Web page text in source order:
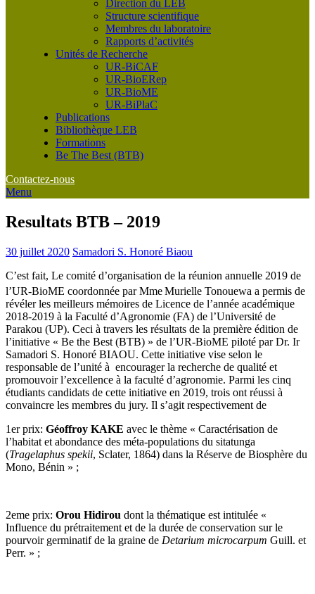
Direction du LEB
Structure scientifique
Membres du laboratoire
Rapports d’activités
Unités de Recherche
UR-BiCAF
UR-BioERep
UR-BioME
UR-BiPlaC
Publications
Bibliothèque LEB
Formations
Be The Best (BTB)
Contactez-nous
Menu
Resultats BTB – 2019
30 juillet 2020 Samadori S. Honoré Biaou
C’est fait, Le comité d’organisation de la réunion annuelle 2019 de
l’UR-BioME coordonnée par MmeMurielle Tonouewa a permis de
révéler les meilleurs mémoires de Licence de l’année académique
2018-2019 à la Faculté d’Agronomie (FA) de l’Université de
Parakou (UP). Ceci à travers les résultats de la première édition de
l’initiative « Be the Best (BTB) » de l’UR-BioME piloté par Dr. Ir
Samadori S. Honoré BIAOU. Cette initiative vise selon le
responsable de l’unité à encourager la recherche de qualité et
promouvoir l’excellence à la faculté d’agronomie. Parmi les cinq
étudiants candidats de cette initiative en 2019, trois ont réussi à
convaincre les membres du jury. Il s’agit respectivement de
1er prix: Géoffroy KAKE avec le thème « Caractérisation de
l’habitat et abondance des méta-populations du sitatunga
(Tragelaphus spekii, Sclater, 1864) dans la Réserve de Biosphère du
Mono, Bénin » ;
2eme prix: Orou Hidirou dont la thématique est intitulée «
Influence du prétraitement et de la durée de conservation sur le
pourvoir germinatif de la graine de Detarium microcarpum Guill. et
Perr. » ;